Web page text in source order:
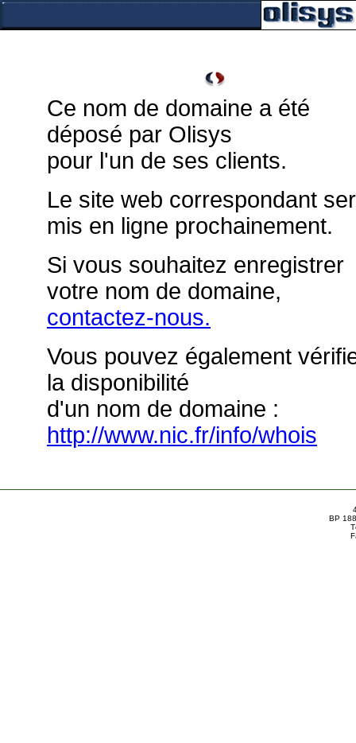
Ce nom de domaine a été
déposé par Olisys
pour l'un de ses clients.
Le site web correspondant
mis en ligne prochainement.
Si vous souhaitez enregistrer
votre nom de domaine,
contactez-nous.
Vous pouvez également
la disponibilité
d'un nom de domaine :
http://www.nic.fr/info/whois
BP